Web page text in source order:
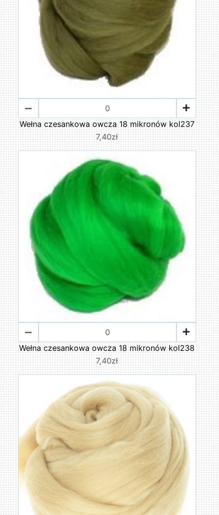
Wełna czesankowa owcza 18 mikronów kol237
7,40zł
Wełna czesankowa owcza 18 mikronów kol238
7,40zł